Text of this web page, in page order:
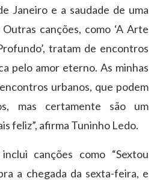
Janeiro e a saudade de uma
canções, como ‘A Arte
tratam de encontros
pelo amor eterno. As minhas
urbanos, que podem
mas certamente são um
feliz”, afirma Tuninho Ledo.
canções como “Sextou
a chegada da sexta-feira, e